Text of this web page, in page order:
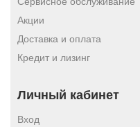
Акции
Доставка и оплата
Кредит и лизинг
Личный кабинет
Вход